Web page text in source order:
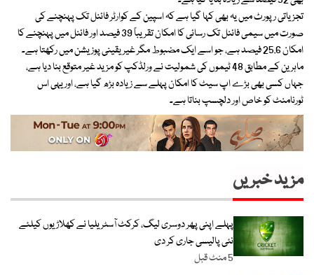
تجزیاتی رپورٹ میں یہ بھی کہا گیا ہے کہ اسپین کے کوارٹر فائنل تک پہنچنے کی
صورت میں سیمی فائنل تک رسائی کا امکان تقریباً 39 فیصد اور فائنل میں پہنچنے کا
امکان 25.6 فیصد ہے، جو اسے ایک مضبوط مگر غیر یقینی پوزیشن میں رکھتا ہے۔
ماہرین کے مطابق 48 ٹیموں کی شمولیت نے ورلڈکپ کو مزید غیر متوقع بنا دیا ہے،
جہاں کسی بھی بڑے اپ سیٹ کا امکان پہلے سے زیادہ بڑھ گیا ہے، اور یہی اس
ٹورنامنٹ کو خاص اور دلچسپ بناتا ہے۔
مزید خبریں
پہلے اپنی پھر دوسری لیگ، کرکٹ آسٹریلیا نے کھلاڑیوں کیلئے
نئی پالیسی جاری کر دی
5 منٹ قبل